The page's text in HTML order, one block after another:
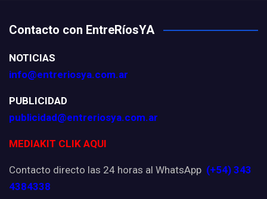
Contacto con EntreRíosYA
NOTICIAS
info@entreriosya.com.ar
PUBLICIDAD
publicidad@entreriosya.com.ar
MEDIAKIT CLIK AQUI
Contacto directo las 24 horas al WhatsApp (+54) 343
4384338